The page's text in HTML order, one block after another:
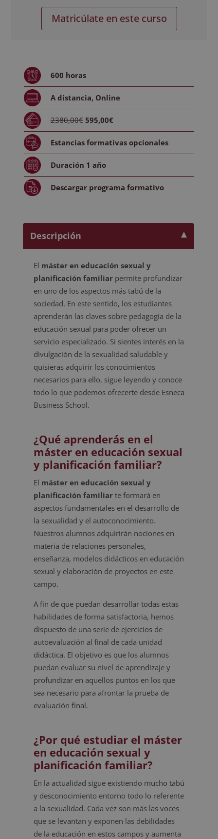
en
Familiar
Matricúlate en este curso
600 horas
A distancia, Online
2380,00€ 595,00€
Estancias formativasopcionales
Duración 1 año
Descargar programa formativo
Descripción
El máster en educación sexual y
planificación familiarpermite profundizar
en uno de los aspectos más tabú de la
sociedad. En este sentido, los estudiantes
aprenderán las claves sobre pedagogía de la
educación sexual para poder ofrecer un
servicio especializado. Si sientes interés en la
divulgación de la sexualidad saludable y
quisieras adquirir los conocimientos
necesarios para ello, sigue leyendo y conoce
todo lo que podemos ofrecerte desde Esneca
Business School.
¿Qué aprenderás en el
máster en educación sexual
y planificación familiar?
El máster en educación sexual y
planificación familiarte formará en
aspectos fundamentales en el desarrollo de
la sexualidad y el autoconocimiento.
Nuestros alumnos adquirirán nociones en
materia de relaciones personales,
enseñanza, modelos didácticos en educación
sexual y elaboración de proyectos en este
campo.
A fin de que puedan desarrollar todas estas
habilidades de forma satisfactoria, hemos
dispuesto de una serie de ejercicios de
autoevaluación al final de cada unidad
didáctica. El objetivo es que los alumnos
puedan evaluar su nivel de aprendizaje y
profundizar en aquellos puntos en los que
sea necesario para afrontar la prueba de
evaluación final.
¿Por qué estudiar el máster
en educación sexual y
planificación familiar?
En la actualidad sigue existiendo mucho tabú
y desconocimiento entorno todo lo referente
a la sexualidad. Cada vez son más las voces
que se levantan y exponen las debilidades
de la educación en estos campos y aumenta